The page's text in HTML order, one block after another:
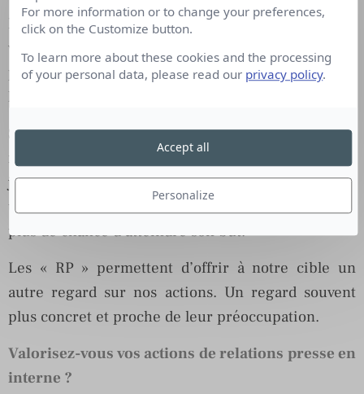
Lors d’un lancement de produit/service, pensez-
vous qu’une campagne de relations presse
puisse influencer les comportements d’achats de
la population ciblée ?
Si j’en étais sûre, ma vie quotidienne serait
nettement plus calme et moins stressante ! Ce que
je sais, c’est qu’une campagne « RP » associée à
une campagne de communication ou de publicité à
plus de chance d’atteindre son but.
Les « RP » permettent d’offrir à notre cible un
autre regard sur nos actions. Un regard souvent
plus concret et proche de leur préoccupation.
Valorisez-vous vos actions de relations presse en
interne ?
For more information or to change your preferences,
click on the Customize button.
To learn more about these cookies and the processing
of your personal data, please read our privacy policy.
Personalize
Accept all